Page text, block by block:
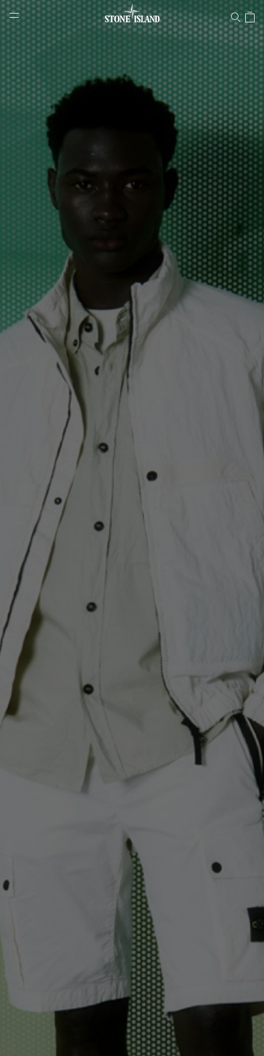
Stone Islandオンラインストア
NAVIGATION.ARIA.GOTOMAINCONTENT
LABEL.SHOPPINGCOUNTRY 日本